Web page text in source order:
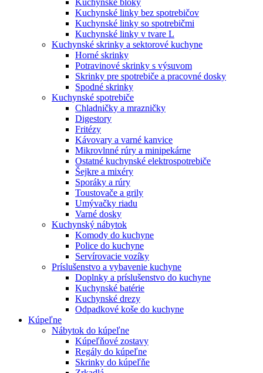
Kuchynské linky bez spotrebičov
Kuchynské linky so spotrebičmi
Kuchynské linky v tvare L
Kuchynské skrinky a sektorové kuchyne
Horné skrinky
Potravinové skrinky s výsuvom
Skrinky pre spotrebiče a pracovné dosky
Spodné skrinky
Kuchynské spotrebiče
Chladničky a mrazničky
Digestory
Fritézy
Kávovary a varné kanvice
Mikrovlnné rúry a minipekárne
Ostatné kuchynské elektrospotrebiče
Šejkre a mixéry
Sporáky a rúry
Toustovače a grily
Umývačky riadu
Varné dosky
Kuchynský nábytok
Komody do kuchyne
Police do kuchyne
Servírovacie vozíky
Príslušenstvo a vybavenie kuchyne
Doplnky a príslušenstvo do kuchyne
Kuchynské batérie
Kuchynské drezy
Odpadkové koše do kuchyne
Kúpeľne
Nábytok do kúpeľne
Kúpeľňové zostavy
Regály do kúpeľne
Skrinky do kúpeľňe